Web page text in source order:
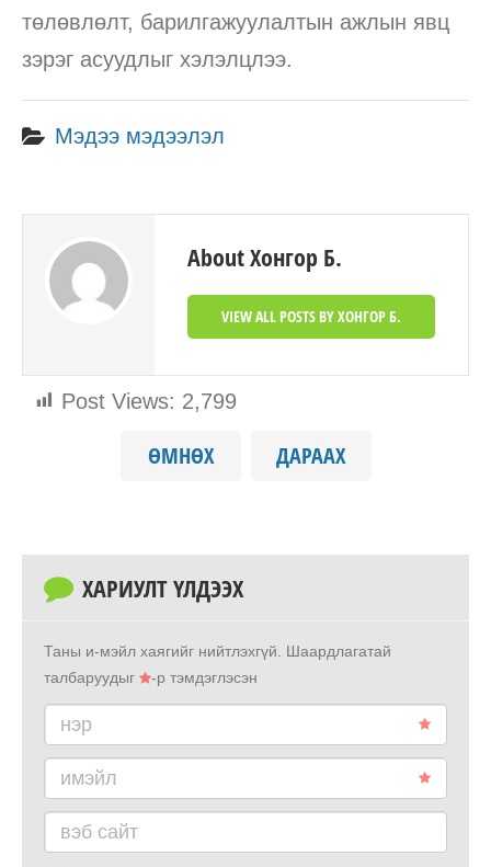
төлөвлөлт, барилгажуулалтын ажлын явц
зэрэг асуудлыг хэлэлцлээ.
Post Views: 2,799
Мэдээ мэдээлэл
About Хонгор Б.
VIEW ALL POSTS BY ХОНГОР Б.
ӨМНӨХ ДАРААХ
ХАРИУЛТ ҮЛДЭЭХ
Таны и-мэйл хаягийг нийтлэхгүй.
Шаардлагатай
талбаруудыг
-р тэмдэглэсэн
нэр
имэйл
вэб сайт